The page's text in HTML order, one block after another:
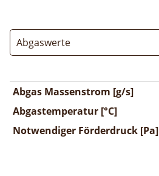
Abgaswerte
Abgas Massenstrom [g/s]
Abgastemperatur [°C]
Notwendiger Förderdruck [Pa]